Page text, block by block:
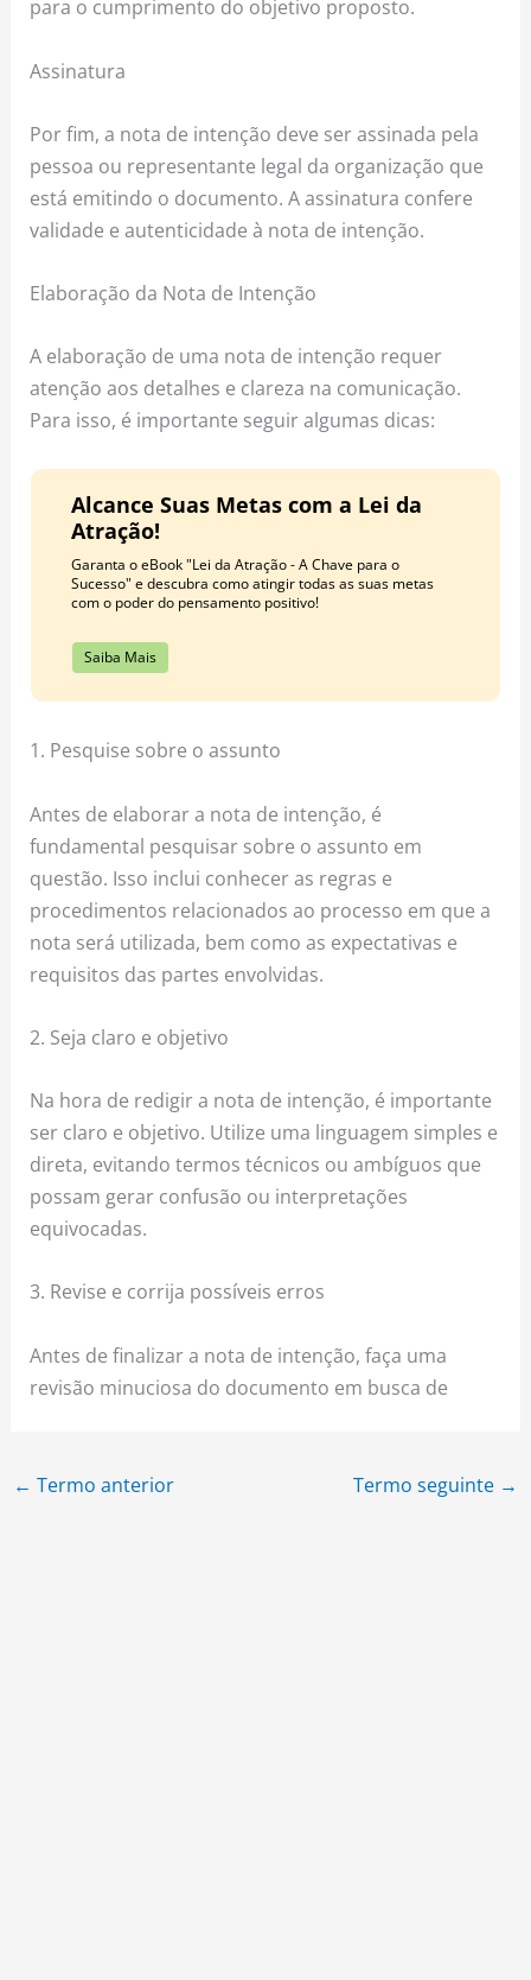
para o cumprimento do objetivo proposto.
Assinatura
Por fim, a nota de intenção deve ser assinada pela
pessoa ou representante legal da organização que
está emitindo o documento. A assinatura confere
validade e autenticidade à nota de intenção.
Elaboração da Nota de Intenção
A elaboração de uma nota de intenção requer
atenção aos detalhes e clareza na comunicação.
Para isso, é importante seguir algumas dicas:
Alcance Suas Metas com a Lei da
Atração!
Garanta o eBook "Lei da Atração - A Chave para o
Sucesso" e descubra como atingir todas as suas metas
com o poder do pensamento positivo!
Saiba Mais
1. Pesquise sobre o assunto
Antes de elaborar a nota de intenção, é
fundamental pesquisar sobre o assunto em
questão. Isso inclui conhecer as regras e
procedimentos relacionados ao processo em que a
nota será utilizada, bem como as expectativas e
requisitos das partes envolvidas.
2. Seja claro e objetivo
Na hora de redigir a nota de intenção, é importante
ser claro e objetivo. Utilize uma linguagem simples e
direta, evitando termos técnicos ou ambíguos que
possam gerar confusão ou interpretações
equivocadas.
3. Revise e corrija possíveis erros
Antes de finalizar a nota de intenção, faça uma
revisão minuciosa do documento em busca de
← Termo anterior Termo seguinte →